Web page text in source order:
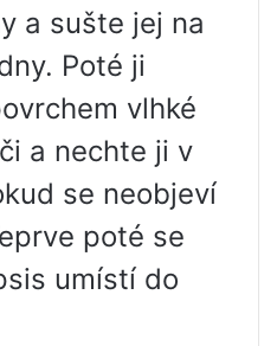
a sušte jej na
Poté ji
vlhké
a nechte ji v
se neobjeví
poté se
umístí do